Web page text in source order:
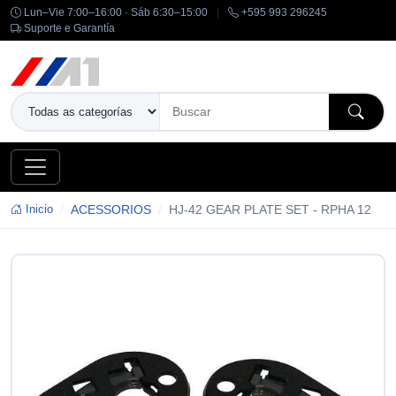
Lun–Vie 7:00–16:00 · Sáb 6:30–15:00
+595 993 296245
Suporte e Garantía
Inicio ACESSORIOS HJ-42 GEAR PLATE SET - RPHA 12